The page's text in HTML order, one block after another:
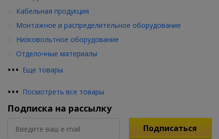
••• Еще товары
Кабельная продукция
Монтажное и распределительное оборудование
Низковольтное оборудование
Отделочные материалы
••• Посмотреть все товары
Подписка на рассылку
Подписаться